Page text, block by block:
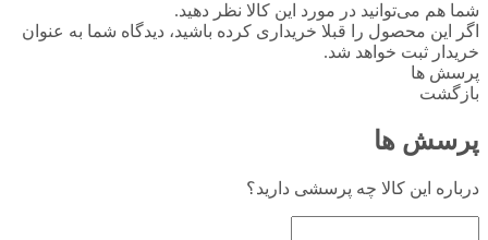
شما هم می‌توانید در مورد این کالا نظر دهید.
اگر این محصول را قبلا خریداری کرده باشید، دیدگاه شما به عنوان
خریدار ثبت خواهد شد.
پرسش ها
بازگشت
پرسش ها
درباره این کالا چه پرسشی دارید؟